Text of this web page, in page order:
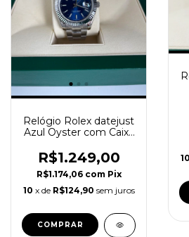
Relógio Rolex datejust
Azul Oyster com Caixa
R$1.249,00
R$1.174,06 com Pix
10 x de R$124,90 sem juros
COMPRAR
10